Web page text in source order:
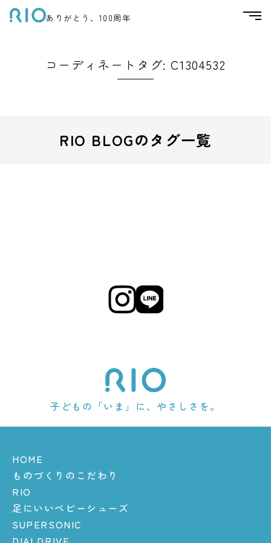
ありがとう、100周年
コーディネートタグ:C1304532
RIO BLOGのタグ一覧
子どもの「いま」に、やさしさを。
HOME
ものづくりのこだわり
RIO
足にいいベビーシューズ
SUPERSONIC